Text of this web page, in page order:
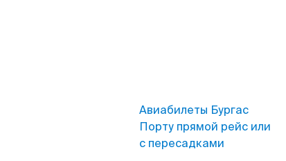
Авиабилеты Бургас
Порту прямой рейс или
с пересадками